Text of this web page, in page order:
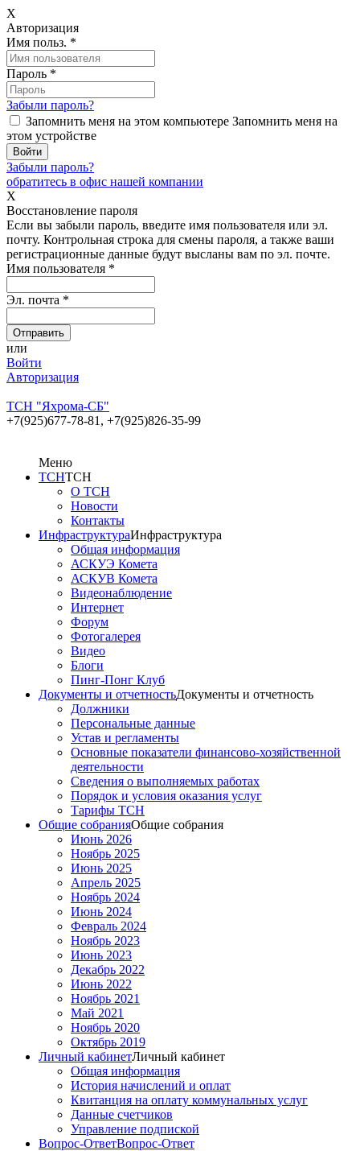
X
Авторизация
Имя польз. *
Пароль *
Забыли пароль?
Запомнить меня на этом компьютере Запомнить меня на
этом устройстве
Забыли пароль?
обратитесь в офис нашей компании
X
Восстановление пароля
Если вы забыли пароль, введите имя пользователя или эл.
почту. Контрольная строка для смены пароля, а также ваши
регистрационные данные будут высланы вам по эл. почте.
Имя пользователя *
Эл. почта *
или
Войти
Авторизация
ТСН "Яхрома-СБ"
+7(925)677-78-81, +7(925)826-35-99
Меню
ТСНТСН
О ТСН
Новости
Контакты
ИнфраструктураИнфраструктура
Общая информация
АСКУЭ Комета
АСКУВ Комета
Видеонаблюдение
Интернет
Форум
Фотогалерея
Видео
Блоги
Пинг-Понг Клуб
Документы и отчетностьДокументы и отчетность
Должники
Персональные данные
Устав и регламенты
Основные показатели финансово-хозяйственной
деятельности
Сведения о выполняемых работах
Порядок и условия оказания услуг
Тарифы ТСН
Общие собранияОбщие собрания
Июнь 2026
Ноябрь 2025
Июнь 2025
Апрель 2025
Ноябрь 2024
Июнь 2024
Февраль 2024
Ноябрь 2023
Июнь 2023
Декабрь 2022
Июнь 2022
Ноябрь 2021
Май 2021
Ноябрь 2020
Октябрь 2019
Личный кабинетЛичный кабинет
Общая информация
История начислений и оплат
Квитанция на оплату коммунальных услуг
Данные счетчиков
Управление подпиской
Вопрос-ОтветВопрос-Ответ